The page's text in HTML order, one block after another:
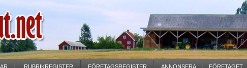
RUBRIKREGISTER FÖRETAGSREGISTER ANNONSERA FÖRETAGET